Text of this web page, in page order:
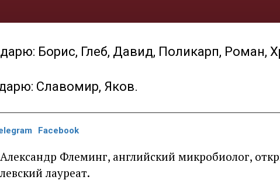
Борис, Глеб, Давид, Поликарп, Роман,
Славомир, Яков.
Facebook
Флеминг, английский микробиолог,
лауреат.